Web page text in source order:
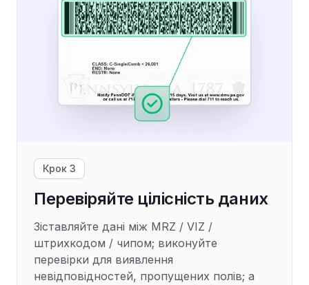
Крок 3
Перевіряйте цілісність даних
Зіставляйте дані між MRZ / VIZ /
штрихкодом / чипом; виконуйте
перевірки для виявлення
невідповідностей, пропущених полів; а